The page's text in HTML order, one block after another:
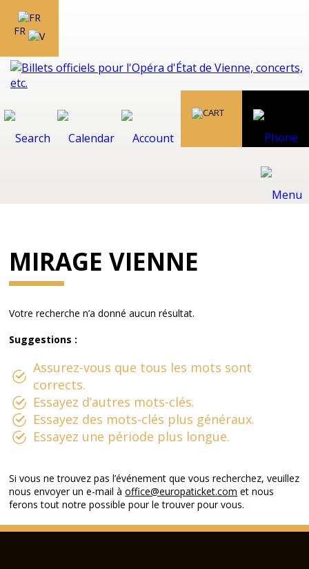
FR
MIRAGE VIENNE
Votre recherche n’a donné aucun résultat.
Suggestions :
Assurez-vous que tous les mots sont
corrects.
Essayez d’autres mots-clés.
Essayez des mots-clés plus généraux.
Essayez une période plus longue.
Si vous ne trouvez pas l’événement que vous recherchez, veuillez
nous envoyer un e-mail àoffice@europaticket.com et nous
ferons tout notre possible pour le trouver pour vous.